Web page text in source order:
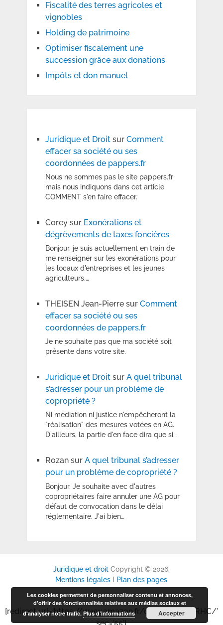
Fiscalité des terres agricoles et
vignobles
Holding de patrimoine
Optimiser fiscalement une
succession grâce aux donations
Impôts et don manuel
Juridique et Droitsur Comment
effacer sa société ou ses
coordonnées de pappers.fr
Nous ne sommes pas le site pappers.fr
mais nous indiquons dans cet article
COMMENT s'en faire effacer.
Coreysur Exonérations et
dégrèvements de taxes foncières
Bonjour, je suis actuellement en train de
me renseigner sur les exonérations pour
les locaux d'entreprises et les jeunes
agriculteurs.…
THEISEN Jean-Pierresur Comment
effacer sa société ou ses
coordonnées de pappers.fr
Je ne souhaite pas que ma société soit
présente dans votre site.
Juridique et Droitsur A quel tribunal
s’adresser pour un problème de
copropriété ?
Ni médiation ni justice n'empêcheront la
"réalisation" des mesures votées en AG.
D'ailleurs, la partie d'en face dira que si…
Rozansur A quel tribunal s’adresser
pour un problème de copropriété ?
Bonjour, Je souhaite avec d'autres
copropriétaires faire annuler une AG pour
défaut de convocation dans le délai
réglementaire. J'ai bien…
Juridique et droitCopyright © 2026.
Mentions légales
Plan des pages
[redirect url='https://www.amazon.fr/dp/B0GP6P6RHC/'
Les cookies permettent de personnaliser contenu et annonces,
d'offrir des fonctionnalités relatives aux médias sociaux et
d'analyser notre trafic.Plus d’informations Accepter